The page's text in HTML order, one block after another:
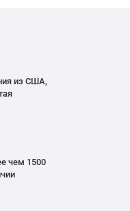
из США,
чем 1500